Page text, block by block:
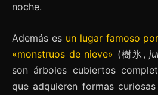
noche.
Además es un lugar famoso
«monstruos de nieve» (樹氷,
son árboles cubiertos
que adquieren formas